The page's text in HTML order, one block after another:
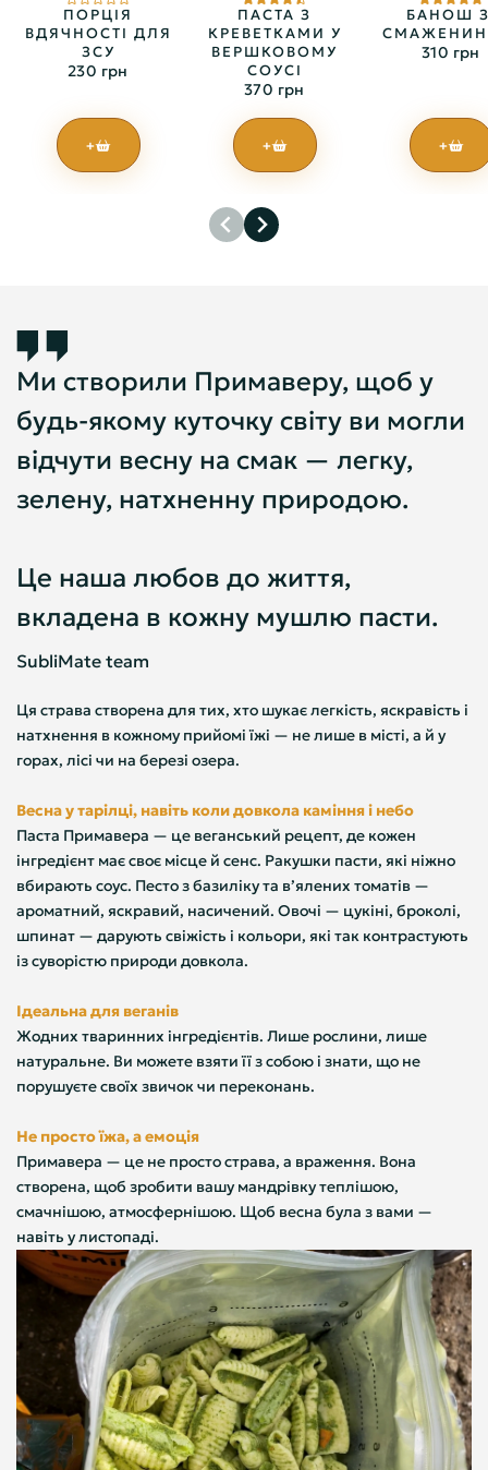
ПОРЦІЯ
ВДЯЧНОСТІ ДЛЯ
ЗСУ
230 грн
+
ПАСТА З
КРЕВЕТКАМИ У
ВЕРШКОВОМУ
СОУСІ
370 грн
+
БАНОШ
310 грн
+
Ми створили Примаверу, щоб у
будь-якому куточку світу ви могли
відчути весну на смак — легку,
зелену, натхненну природою.
Це наша любов до життя,
вкладена в кожну мушлю пасти.
SubliMate team
Ця страва створена для тих, хто шукає легкість, яскравість і
натхнення в кожному прийомі їжі — не лише в місті, а й у
горах, лісі чи на березі озера.
Весна у тарілці, навіть коли довкола каміння і небо
Паста Примавера — це веганський рецепт, де кожен
інгредієнт має своє місце й сенс. Ракушки пасти, які ніжно
вбирають соус. Песто з базиліку та в’ялених томатів —
ароматний, яскравий, насичений. Овочі — цукіні, броколі,
шпинат — дарують свіжість і кольори, які так контрастують
із суворістю природи довкола.
Ідеальна для веганів
Жодних тваринних інгредієнтів. Лише рослини, лише
натуральне. Ви можете взяти її з собою і знати, що не
порушуєте своїх звичок чи переконань.
Не просто їжа, а емоція
Примавера — це не просто страва, а враження. Вона
створена, щоб зробити вашу мандрівку теплішою,
смачнішою, атмосфернішою. Щоб весна була з вами —
навіть у листопаді.